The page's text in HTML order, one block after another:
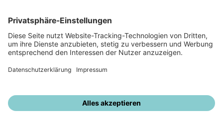
Unsere weiteren Angebote
IBC SOLAR Webseite